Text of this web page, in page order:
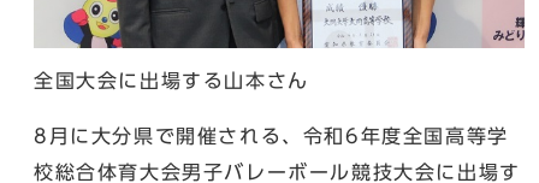
全国大会に出場する山本さん
8月に大分県で開催される、令和6年度全国高等学
校総合体育大会男子バレーボール競技大会に出場す